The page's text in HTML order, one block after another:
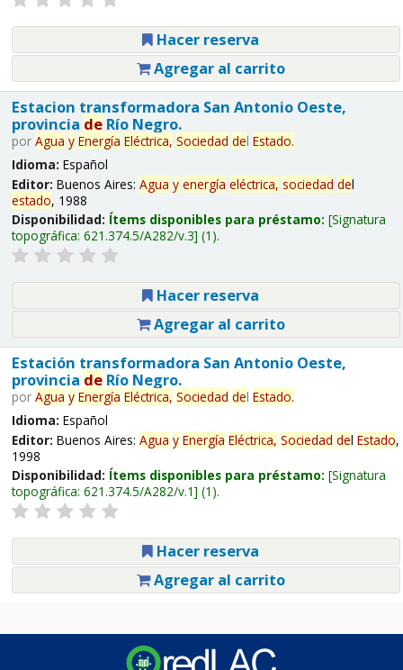
Hacer reserva
Agregar al carrito
Estacion transformadora San Antonio Oeste,
provincia deRío Negro.
por Agua y Energía Eléctrica, Sociedad del Estado.
Idioma: Español
Editor: Buenos Aires: Agua y energía eléctrica, sociedad del
estado, 1988
Disponibilidad: Ítems disponibles para préstamo: Signatura
topográfica: 621.374.5/A282/v.3 (1).
Hacer reserva
Agregar al carrito
Estación transformadora San Antonio Oeste,
provincia deRío Negro.
por Agua y Energía Eléctrica, Sociedad del Estado.
Idioma: Español
Editor: Buenos Aires: Agua y Energía Eléctrica, Sociedad del Estado,
1998
Disponibilidad: Ítems disponibles para préstamo: Signatura
topográfica: 621.374.5/A282/v.1 (1).
Hacer reserva
Agregar al carrito